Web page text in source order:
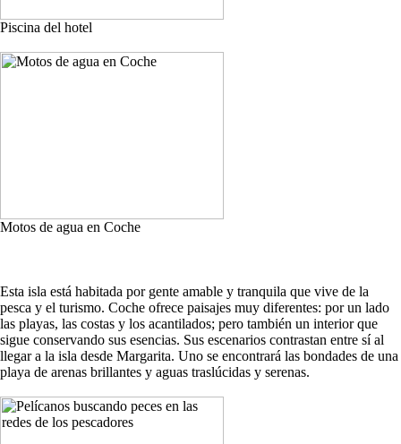
Piscina del hotel
Motos de agua en Coche
Esta isla está habitada por gente amable y tranquila que vive de la
pesca y el turismo. Coche ofrece paisajes muy diferentes: por un lado
las playas, las costas y los acantilados; pero también un interior que
sigue conservando sus esencias. Sus escenarios contrastan entre sí al
llegar a la isla desde Margarita. Uno se encontrará las bondades de una
playa de arenas brillantes y aguas traslúcidas y serenas.